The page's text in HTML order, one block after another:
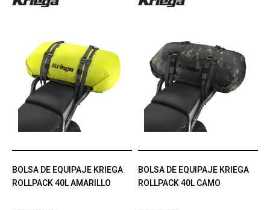
BOLSA DE EQUIPAJE KRIEGA
ROLLPACK 40L AMARILLO
BOLSA DE EQUIPAJE KRIEGA
ROLLPACK 40L CAMO